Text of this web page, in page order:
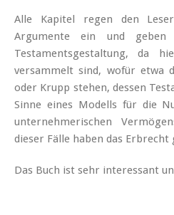
Alle Kapitel regen den
Argumente ein und
Testamentsgestaltung, da
versammelt sind, wofür etwa
oder Krupp stehen, dessen
Sinne eines Modells für die
unternehmerischen
dieser Fälle haben das Erbrecht
Das Buch ist sehr interessant